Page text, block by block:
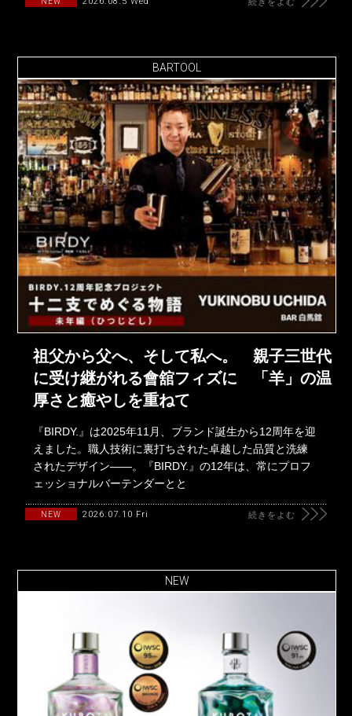
BARTOOL
祖父から父へ、そして私へ。 親子三世代
に受け継がれる會舘フィズに 「羊」の温
厚さと癒やしを重ねて
『BIRDY.』は2025年11月、ブランド誕生から12周年を迎
えました。職人技術に裏打ちされた卓越した品質と洗練
されたデザイン――。『BIRDY.』の12年は、常にプロフ
ェッショナルバーテンダーとと
NEW 2026.07.10 Fri 続きをよむ
NEW